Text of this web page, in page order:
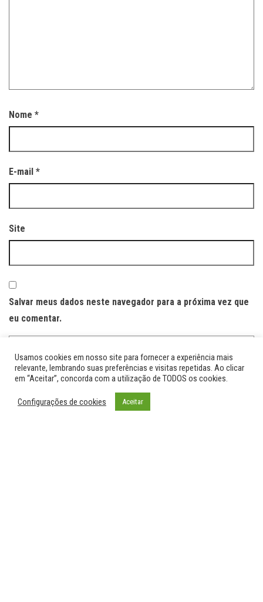
Nome *
E-mail *
Site
Salvar meus dados neste navegador para a próxima vez que
eu comentar.
Orgulhosamente mantido com
Magazine
Usamos cookies em nosso site para fornecer a experiência mais
relevante, lembrando suas preferências e visitas repetidas. Ao clicar
em “Aceitar”, concorda com a utilização de TODOS os cookies.
Configurações de cookies Aceitar